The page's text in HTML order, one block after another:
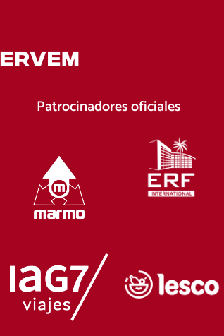
Patrocinadores oficiales